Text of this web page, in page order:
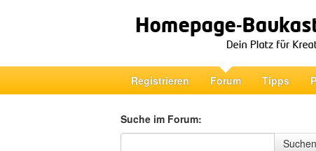
Registrieren Forum Tipps
Suche im Forum:
Suche im Forum
Suchen